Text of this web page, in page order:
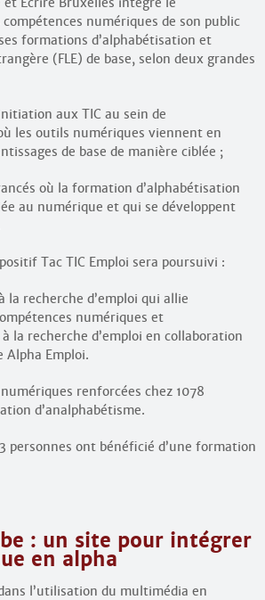
numériques de son public
formations d’alphabétisation et
(FLE) de base, selon deux grandes
aux TIC au sein de
les outils numériques viennent en
de base de manière ciblée ;
où la formation d’alphabétisation
au numérique et qui se développent
Tac TIC Emploi sera poursuivi :
recherche d’emploi qui allie
numériques et
la recherche d’emploi en collaboration
Alpha Emploi.
renforcées chez 1078
d’analphabétisme.
personnes ont bénéficié d’une formation
: un site pour intégrer
en alpha
l’utilisation du multimédia en